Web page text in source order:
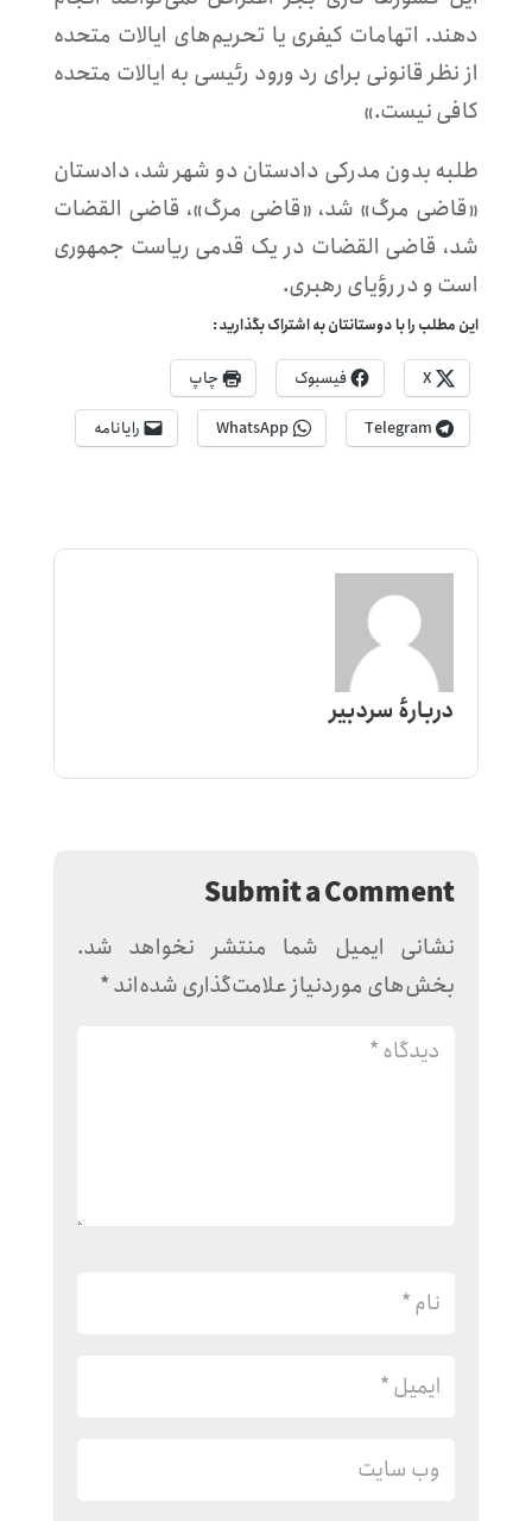
دهند. اتهامات کیفری یا تحریم‌های ایالات متحده
از نظر قانونی برای رد ورود رئیسی به ایالات متحده
کافی نیست.»
طلبه بدون مدرکی دادستان دو شهر شد، دادستان
«قاضی مرگ» شد، «قاضی مرگ»، قاضی القضات
شد، قاضی القضات در یک قدمی ریاست جمهوری
است و در رؤیای رهبری.
این مطلب را با دوستانتان به اشتراک بگذارید:
X فیسبوک
چاپ
Telegram
WhatsApp رایانامه
دربارهٔ سردبیر
Submit a Comment
نشانی ایمیل شما منتشر نخواهد شد.
بخش‌های موردنیاز علامت‌گذاری شده‌اند*